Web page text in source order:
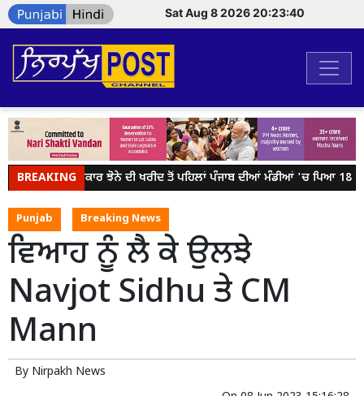
Sat Aug 8 2026 20:23:40
BREAKING
ਕੇਂਦਰ ਸਰਕਾਰ ਝੋਨੇ ਦੀ ਖਰੀਦ ਤੋਂ ਪਹਿਲਾਂ ਪੰਜਾਬ ਦੀਆਂ ਮੰਡੀਆਂ 'ਚ ਪਿਆ 18
Punjab Breaking News
ਵਿਆਹ ਨੂੰ ਲੈ ਕੇ ਉਲਝੇ
Navjot Sidhu ਤੇ CM
Mann
By Nirpakh News